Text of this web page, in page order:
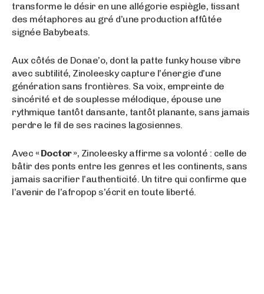
transforme le désir en une allégorie espiègle, tissant
des métaphores au gré d’une production affûtée
signée Babybeats.
Aux côtés de Donae’o, dont la patte funky house vibre
avec subtilité, Zinoleesky capture l’énergie d’une
génération sans frontières. Sa voix, empreinte de
sincérité et de souplesse mélodique, épouse une
rythmique tantôt dansante, tantôt planante, sans jamais
perdre le fil de ses racines lagosiennes.
Avec « Doctor », Zinoleesky affirme sa volonté : celle de
bâtir des ponts entre les genres et les continents, sans
jamais sacrifier l’authenticité. Un titre qui confirme que
l’avenir de l’afropop s’écrit en toute liberté.